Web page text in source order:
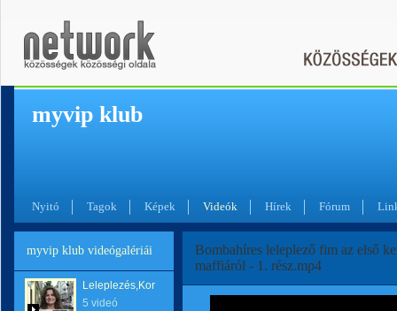
myvip klub
Nyitó Tagok Képek Videók Hírek Fórum
myvip klub videógalériái
Leleplezés,Korrupció!
5 videó
Bombahíres leleplező fim az első
maffiáról - 1. rész.mp4